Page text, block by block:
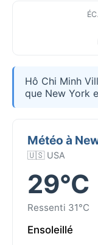
Hô Chi Minh
que New York
Météo à
🇺🇸 USA
29°C
Ressenti 31°C
Ensoleillé